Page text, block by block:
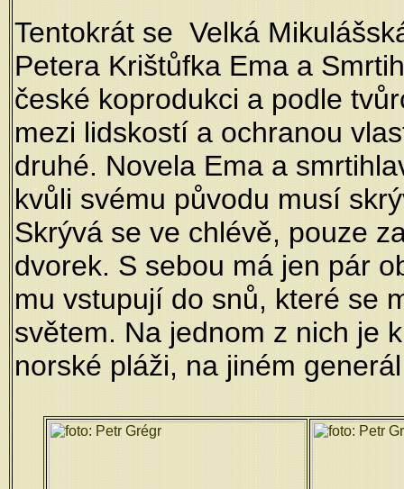
Tentokrát se Velká
Petera Krištůfka Ema a
české koprodukci a podle
mezi lidskostí a ochranou
druhé. Novela Ema a
kvůli svému původu musí
Skrývá se ve chlévě, pouze
dvorek. S sebou má jen pár
mu vstupují do snů, které se
světem. Na jednom z nich je
norské pláži, na jiném